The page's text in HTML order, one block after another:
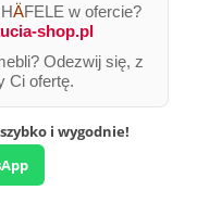
ÄFELE w ofercie?
shop.pl
Odezwij się, z
Ci ofertę.
i wygodnie!